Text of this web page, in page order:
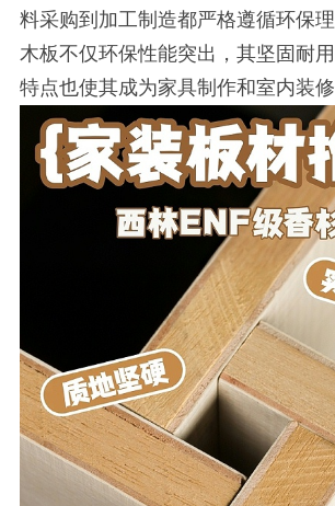
料采购到加工制造都严格遵循环保
木板不仅环保性能突出，其坚固耐
特点也使其成为家具制作和室内装修